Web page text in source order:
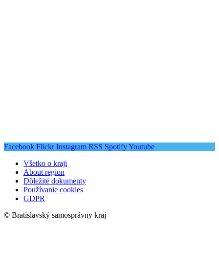
Facebook Flickr Instagram RSS SpotifyYoutube
Všetko o kraji
About region
Dôležité dokumenty
Používanie cookies
GDPR
© Bratislavský samosprávny kraj